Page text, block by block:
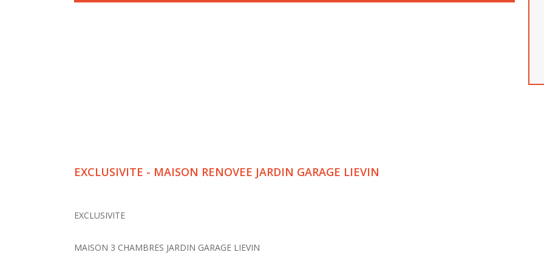
EXCLUSIVITE - MAISON RENOVEE JARDIN GARAGE LIEVIN
EXCLUSIVITE
MAISON 3 CHAMBRES JARDIN GARAGE LIEVIN